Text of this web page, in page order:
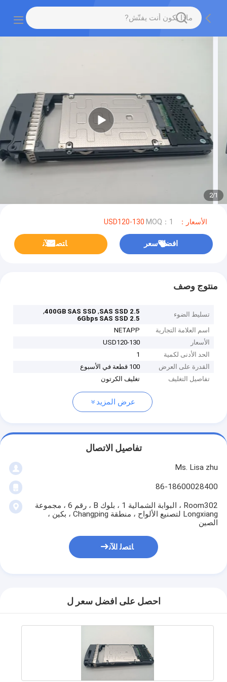
1
/
2
الأسعار：USD120-130 MOQ：1
افضل سعر ﺎﺘﺼﻟ ﺍﻶﻧ
منتوج وصف
تسليط الضوء 2.5 SAS SSD
,
400GB SAS SSD
,
2.5 6Gbps SAS SSD
اسم العلامة التجارية
NETAPP
الأسعار
USD120-130
الحد الأدنى لكمية
1
القدرة على العرض
100 قطعة في الأسبوع
تفاصيل التغليف
تغليف الكرتون
عرض المزيد
تفاصيل الاتصال
Ms. Lisa zhu
86-18600028400
Room302 ، البوابة الشمالية 1 ، بلوك B ، رقم 6 ، مجموعة
Longxiang لتصنيع الألواح ، منطقة Changping ، بكين ،
الصين
ﺎﺘﺼﻟ ﺍﻶﻧ
احصل على افضل سعر ل